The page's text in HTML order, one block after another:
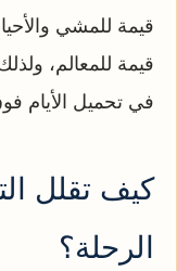
قيمة للمشي
قيمة للمعالم،
في تحميل الأيام
كيف تقلل
الرحلة؟